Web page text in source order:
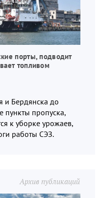
порты, подводит
топливом
и Бердянска до
пункты пропуска,
к уборке урожаев,
работы СЭЗ.
Архив публикаций